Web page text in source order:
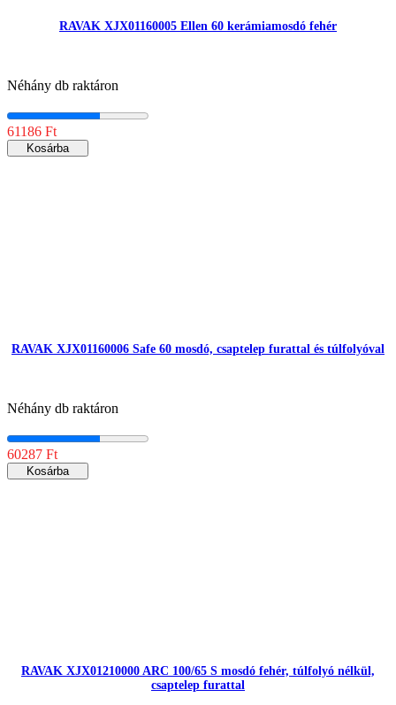
RAVAK XJX01160005 Ellen 60 kerámiamosdó fehér
Néhány db raktáron
61186 Ft
Kosárba
RAVAK XJX01160006 Safe 60 mosdó, csaptelep furattal és túlfolyóval
Néhány db raktáron
60287 Ft
Kosárba
RAVAK XJX01210000 ARC 100/65 S mosdó fehér, túlfolyó nélkül,
csaptelep furattal